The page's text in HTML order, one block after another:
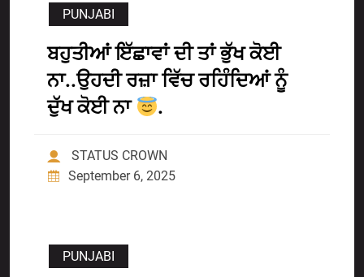
PUNJABI
ਬਹੁਤੀਆਂ ਇੱਛਾਵਾਂ ਦੀ ਤਾਂ ਭੁੱਖ ਕੋਈ
ਨਾ..ਉਹਦੀ ਰਜ਼ਾ ਵਿੱਚ ਰਹਿੰਦਿਆਂ ਨੂੰ
ਦੁੱਖ ਕੋਈ ਨਾ
.
STATUS CROWN
September 6, 2025
PUNJABI